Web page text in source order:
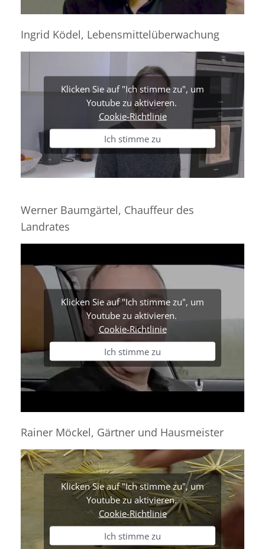
Ingrid Ködel, Lebensmittelüberwachung
Klicken Sie auf "Ich stimme zu", um
Youtube zu aktivieren.
Cookie-Richtlinie
Ich stimme zu
Werner Baumgärtel, Chauffeur des
Landrates
Klicken Sie auf "Ich stimme zu", um
Youtube zu aktivieren.
Cookie-Richtlinie
Ich stimme zu
Rainer Möckel, Gärtner und Hausmeister
Klicken Sie auf "Ich stimme zu", um
Youtube zu aktivieren.
Cookie-Richtlinie
Ich stimme zu